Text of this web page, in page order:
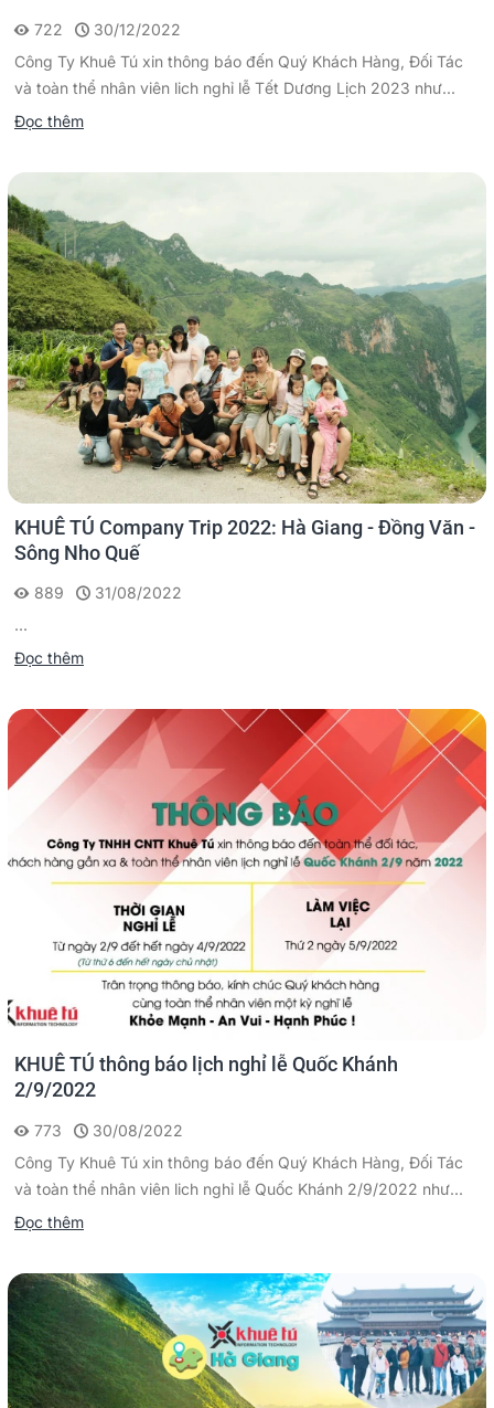
722
30/12/2022
Công Ty Khuê Tú xin thông báo đến Quý Khách Hàng, Đối Tác
và toàn thể nhân viên lich nghỉ lễ Tết Dương Lịch 2023 như...
Đọc thêm
KHUÊ TÚ Company Trip 2022: Hà Giang - Đồng Văn -
Sông Nho Quế
889
31/08/2022
...
Đọc thêm
KHUÊ TÚ thông báo lịch nghỉ lễ Quốc Khánh
2/9/2022
773
30/08/2022
Công Ty Khuê Tú xin thông báo đến Quý Khách Hàng, Đối Tác
và toàn thể nhân viên lich nghỉ lễ Quốc Khánh 2/9/2022 như...
Đọc thêm